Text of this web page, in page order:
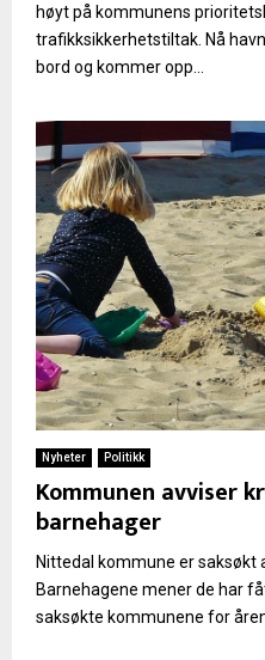
høyt på kommunens
trafikksikkerhetstiltak. Nå
bord og kommer opp...
Nyheter Politikk
Kommunen avviser
barnehager
Nittedal kommune er saksøkt
Barnehagene mener de har
saksøkte kommunene for